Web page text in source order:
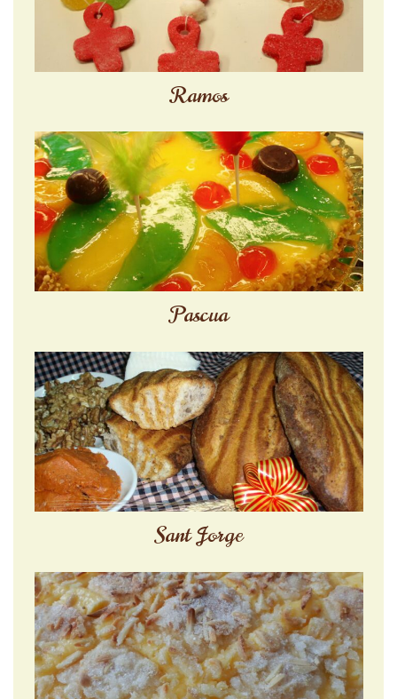
Ramos
Pascua
Sant Jorge